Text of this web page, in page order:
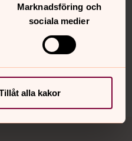
Marknadsföring och
sociala medier
alla kakor